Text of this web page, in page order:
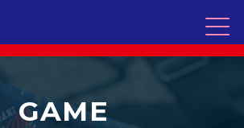
GAME